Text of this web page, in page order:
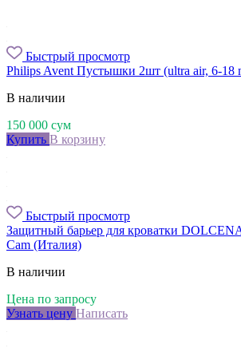
Быстрый просмотр
Philips Avent Пустышки 2шт (ultra air, 6-18
В наличии
150 000 сум
Купить В корзину
Быстрый просмотр
Защитный барьер для кроватки
Cam (Италия)
В наличии
Цена по запросу
Узнать цену Написать